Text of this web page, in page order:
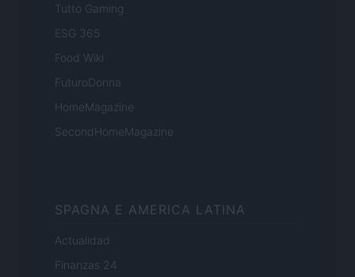
Tutto Gaming
ESG 365
Food Wiki
FuturoDonna
HomeMagazine
SecondHomeMagazine
SPAGNA E AMERICA LATINA
Actualidad
Finanzas 24